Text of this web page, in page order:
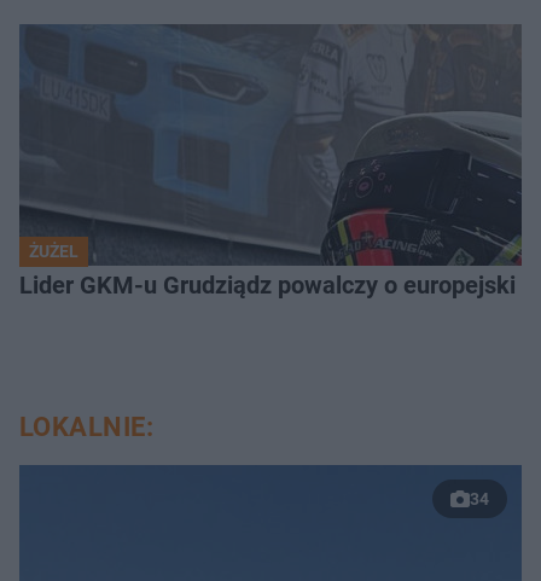
ŻUŻEL
Lider GKM-u Grudziądz powalczy o europejski
LOKALNIE:
34